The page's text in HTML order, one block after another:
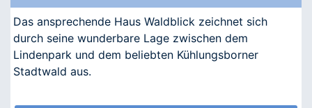
Das ansprechende Haus Waldblick zeichnet sich
durch seine wunderbare Lage zwischen dem
Lindenpark und dem beliebten Kühlungsborner
Stadtwald aus.